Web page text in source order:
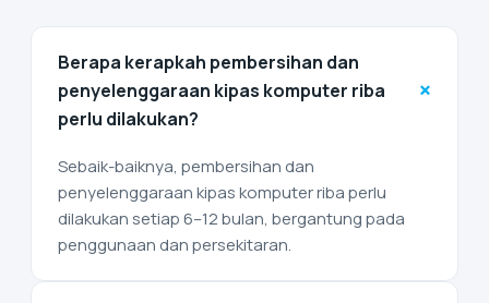
Berapa kerapkah pembersihan dan
penyelenggaraan kipas komputer riba
perlu dilakukan?
+
Sebaik-baiknya, pembersihan dan
penyelenggaraan kipas komputer riba perlu
dilakukan setiap 6–12 bulan, bergantung pada
penggunaan dan persekitaran.